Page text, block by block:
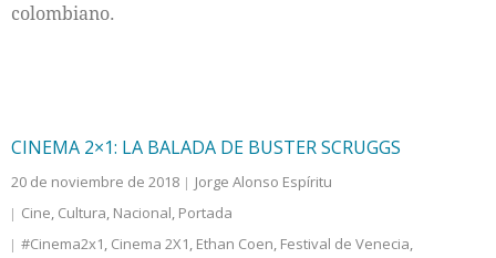
colombiano.
CINEMA 2×1: LA BALADA DE BUSTER SCRUGGS
20 de noviembre de 2018
Jorge Alonso Espíritu
Cine, Cultura, Nacional, Portada
#Cinema2x1, Cinema 2X1, Ethan Coen, Festival de Venecia,